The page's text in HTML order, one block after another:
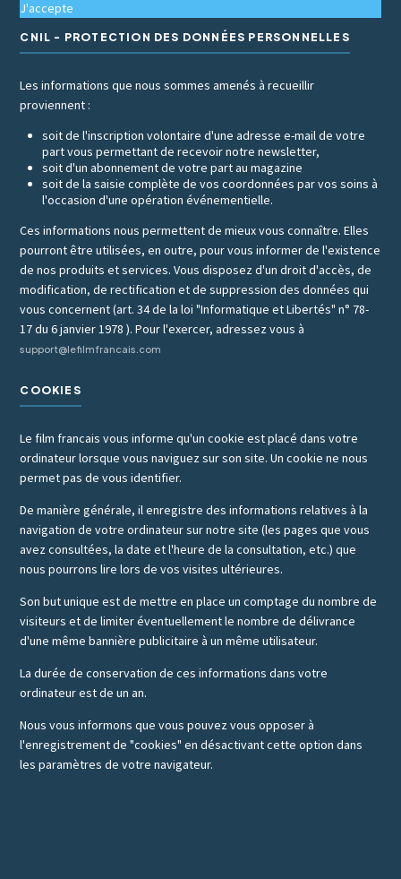
J'accepte
CNIL - PROTECTION DES DONNÉES PERSONNELLES
Les informations que nous sommes amenés à recueillir
proviennent :
soit de l'inscription volontaire d'une adresse e-mail de votre
part vous permettant de recevoir notre newsletter,
soit d'un abonnement de votre part au magazine
soit de la saisie complète de vos coordonnées par vos soins à
l'occasion d'une opération événementielle.
Ces informations nous permettent de mieux vous connaître. Elles
pourront être utilisées, en outre, pour vous informer de l'existence
de nos produits et services. Vous disposez d'un droit d'accès, de
modification, de rectification et de suppression des données qui
vous concernent (art. 34 de la loi "Informatique et Libertés" n° 78-
17 du 6 janvier 1978 ). Pour l'exercer, adressez vous à
support@lefilmfrancais.com
COOKIES
Le film francais vous informe qu'un cookie est placé dans votre
ordinateur lorsque vous naviguez sur son site. Un cookie ne nous
permet pas de vous identifier.
De manière générale, il enregistre des informations relatives à la
navigation de votre ordinateur sur notre site (les pages que vous
avez consultées, la date et l'heure de la consultation, etc.) que
nous pourrons lire lors de vos visites ultérieures.
Son but unique est de mettre en place un comptage du nombre de
visiteurs et de limiter éventuellement le nombre de délivrance
d'une même bannière publicitaire à un même utilisateur.
La durée de conservation de ces informations dans votre
ordinateur est de un an.
Nous vous informons que vous pouvez vous opposer à
l'enregistrement de "cookies" en désactivant cette option dans
les paramètres de votre navigateur.